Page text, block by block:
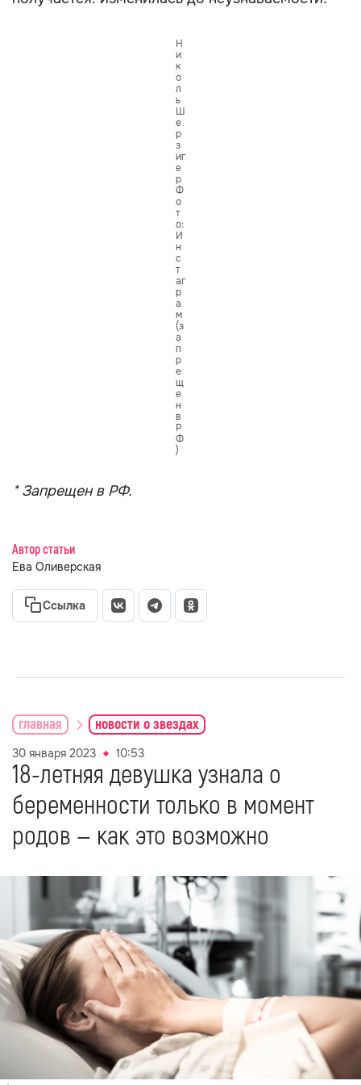
Н
и
к
о
л
ь
Ш
е
р
з
иг
е
р
Ф
о
т
о:
И
н
с
т
аг
р
а
м
(з
а
п
р
е
щ
е
н
в
Р
Ф
)
* Запрещен в РФ.
Автор статьи
Ева Оливерская
Ссылка
главная новости о звездах
30 января 2023 10:53
18-летняя девушка узнала о
беременности только в момент
родов — как это возможно